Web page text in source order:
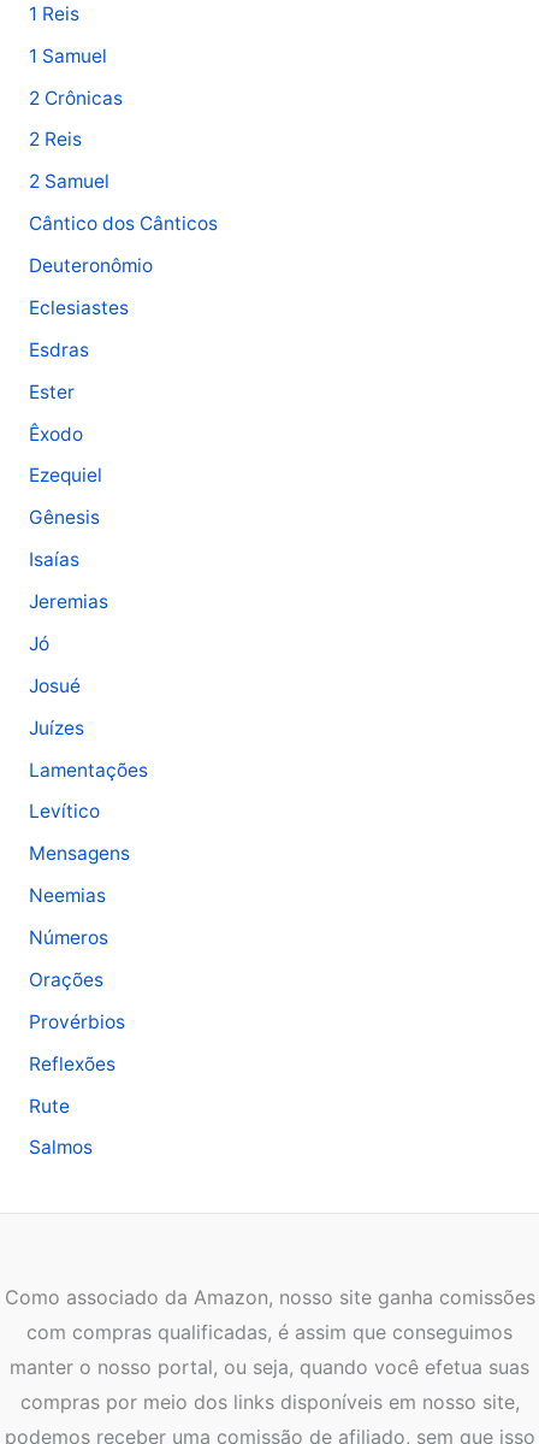
1 Reis
1 Samuel
2 Crônicas
2 Reis
2 Samuel
Cântico dos Cânticos
Deuteronômio
Eclesiastes
Esdras
Ester
Êxodo
Ezequiel
Gênesis
Isaías
Jeremias
Jó
Josué
Juízes
Lamentações
Levítico
Mensagens
Neemias
Números
Orações
Provérbios
Reflexões
Rute
Salmos
Como associado da Amazon, nosso site ganha comissões
com compras qualificadas, é assim que conseguimos
manter o nosso portal, ou seja, quando você efetua suas
compras por meio dos links disponíveis em nosso site,
podemos receber uma comissão de afiliado, sem que isso